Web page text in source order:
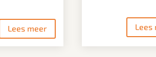
Lees meer Lees